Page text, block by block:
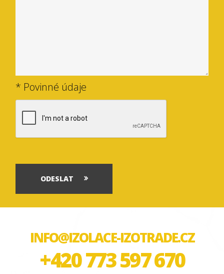
* Povinné údaje
ODESLAT
INFO@IZOLACE-IZOTRADE.CZ
+420 773 597 670